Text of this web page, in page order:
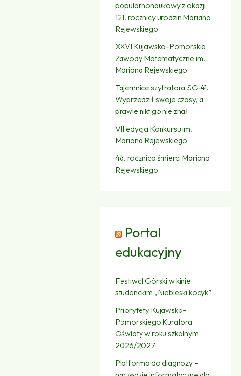
popularnonaukowy z okazji
121. rocznicy urodzin Mariana
Rejewskiego
XXVI Kujawsko-Pomorskie
Zawody Matematyczne im.
Mariana Rejewskiego
Tajemnice szyfratora SG‑41.
Wyprzedził swoje czasy, a
prawie nikt go nie znał
VII edycja Konkursu im.
Mariana Rejewskiego
46. rocznica śmierci Mariana
Rejewskiego
Portal
edukacyjny
Festiwal Górski w kinie
studenckim „Niebieski kocyk”
Priorytety Kujawsko-
Pomorskiego Kuratora
Oświaty w roku szkolnym
2026/2027
Platforma do diagnozy –